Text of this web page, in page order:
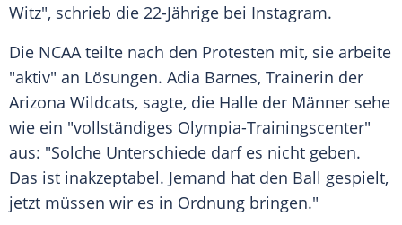
Witz", schrieb die 22-Jährige bei Instagram.
Die NCAA teilte nach den Protesten mit, sie arbeite
"aktiv" an Lösungen. Adia Barnes, Trainerin der
Arizona Wildcats, sagte, die Halle der Männer sehe
wie ein "vollständiges Olympia-Trainingscenter"
aus: "Solche Unterschiede darf es nicht geben.
Das ist inakzeptabel. Jemand hat den Ball gespielt,
jetzt müssen wir es in Ordnung bringen."